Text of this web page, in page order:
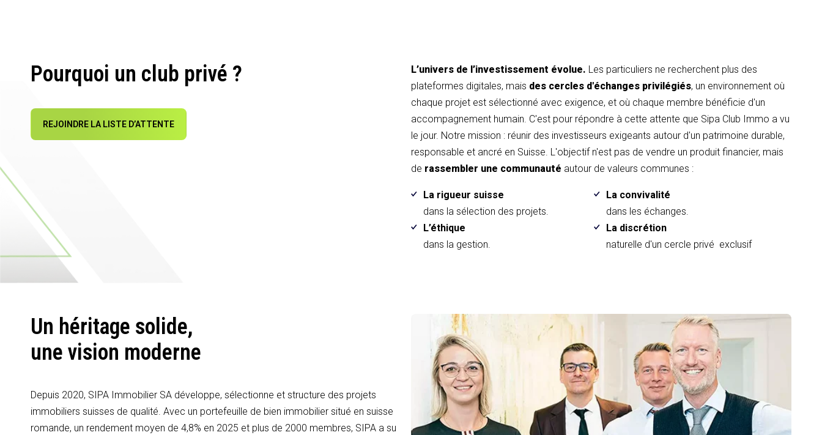
Pourquoi un club privé ?
REJOINDRE LA LISTE D’ATTENTE
L’univers de l’investissement évolue. Les particuliers ne recherchent plus des
plateformes digitales, mais des cercles d'échanges privilégiés, un environnement où
chaque projet est sélectionné avec exigence, et où chaque membre bénéficie d'un
accompagnement humain. C'est pour répondre à cette attente que Sipa Club Immo a vu
le jour. Notre mission : réunir des investisseurs exigeants autour d'un patrimoine durable,
responsable et ancré en Suisse. L'objectif n'est pas de vendre un produit financier, mais
de rassembler une communauté autour de valeurs communes :
La rigueur suisse
dans la sélection des projets.
La convivalité
dans les échanges.
L’éthique
dans la gestion.
La discrétion
naturelle d'un cercle privé exclusif
Un héritage solide,
une vision moderne
Depuis 2020, SIPA Immobilier SA développe, sélectionne et structure des projets
immobiliers suisses de qualité. Avec un portefeuille de bien immobilier situé en suisse
romande, un rendement moyen de 4,8% en 2025 et plus de 2000 membres, SIPA a su